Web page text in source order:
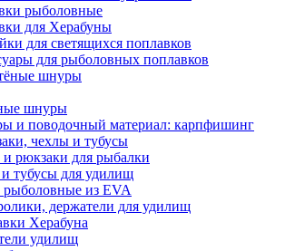
рыболовные
для Херабуны
для светящихся поплавков
для рыболовных поплавков
шнуры
шнуры
и поводочный материал: карпфишинг
чехлы и тубусы
рюкзаки для рыбалки
тубусы для удилищ
из EVA
держатели для удилищ
Херабуна
удилищ